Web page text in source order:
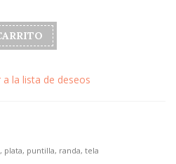
a la lista de deseos
, plata, puntilla, randa, tela